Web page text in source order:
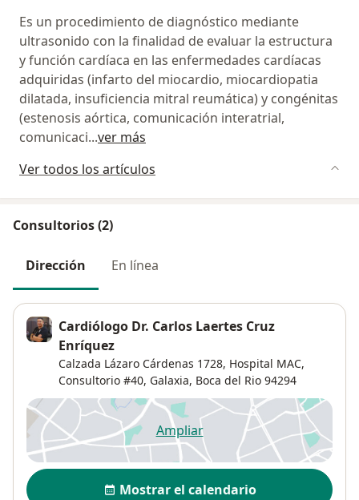
Es un procedimiento de diagnóstico mediante
ultrasonido con la finalidad de evaluar la estructura
y función cardíaca en las enfermedades cardíacas
adquiridas (infarto del miocardio, miocardiopatia
dilatada, insuficiencia mitral reumática) y congénitas
(estenosis aórtica, comunicación interatrial,
comunicaci...ver más
Ver todos los artículos
Consultorios (2)
Dirección En línea
Cardiólogo Dr. Carlos Laertes Cruz
Enríquez
Calzada Lázaro Cárdenas 1728, Hospital MAC,
Consultorio #40, Galaxia, Boca del Rio 94294
Ampliarse abre en una nueva
Disponibilidad
Mostrar el calendario